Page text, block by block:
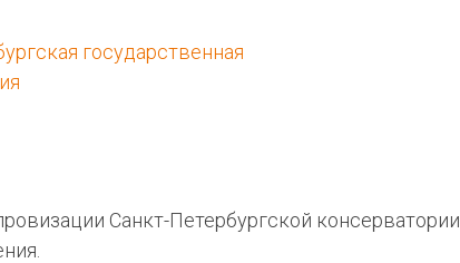
государственная
Санкт-Петербургской консерватории.